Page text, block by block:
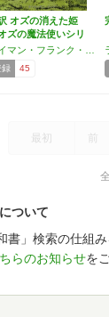
オズの消えた姫
オズの魔法使いシリ
録 45
最初 前
ついて
書」検索の仕組
らのお知らせを